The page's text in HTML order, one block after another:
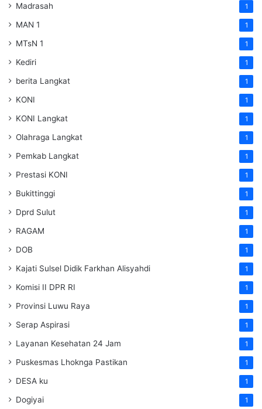
Madrasah 1
MAN 1 1
MTsN 1 1
Kediri 1
berita Langkat 1
KONI 1
KONI Langkat 1
Olahraga Langkat 1
Pemkab Langkat 1
Prestasi KONI 1
Bukittinggi 1
Dprd Sulut 1
RAGAM 1
DOB 1
Kajati Sulsel Didik Farkhan Alisyahdi 1
Komisi II DPR RI 1
Provinsi Luwu Raya 1
Serap Aspirasi 1
Layanan Kesehatan 24 Jam 1
Puskesmas Lhoknga Pastikan 1
DESA ku 1
Dogiyai 1